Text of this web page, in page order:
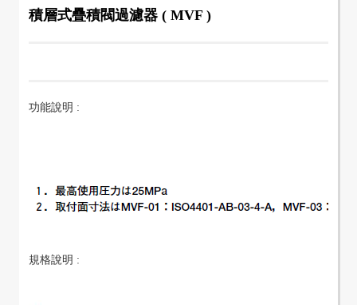
積層式疊積閥過濾器 ( MVF )
功能說明 :
規格說明 :